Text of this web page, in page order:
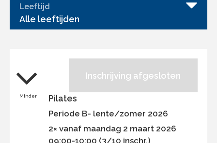
Leeftijd
Alle leeftijden
Inschrijving afgesloten
Minder Pilates
Periode B- lente/zomer 2026
2× vanaf maandag 2 maart 2026
09:00-10:00 (3/10 inschr.)